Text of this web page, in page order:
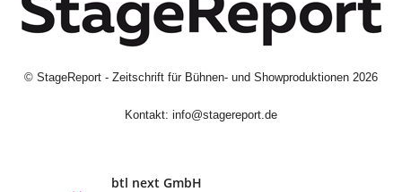
© StageReport - Zeitschrift für Bühnen- und Showproduktionen 2026
Kontakt: info@stagereport.de
btl next GmbH